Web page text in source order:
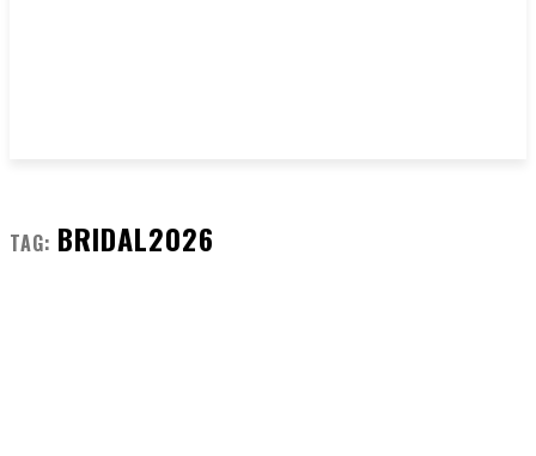
TAG: BRIDAL2026